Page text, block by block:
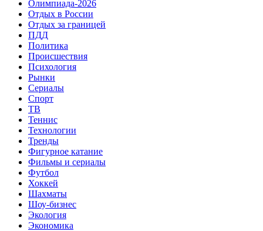
Олимпиада-2026
Отдых в России
Отдых за границей
ПДД
Политика
Происшествия
Психология
Рынки
Сериалы
Спорт
ТВ
Теннис
Технологии
Тренды
Фигурное катание
Фильмы и сериалы
Футбол
Хоккей
Шахматы
Шоу-бизнес
Экология
Экономика